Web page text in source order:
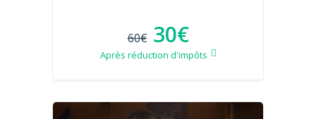
60€ 30€
Après réduction d'impôts